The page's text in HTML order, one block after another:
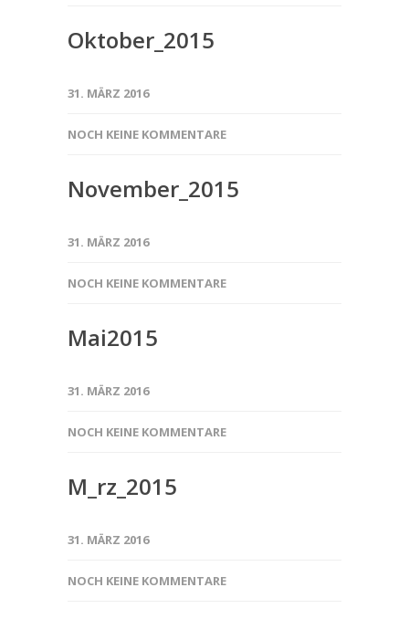
Oktober_2015
31. MÄRZ 2016
NOCH KEINE KOMMENTARE
November_2015
31. MÄRZ 2016
NOCH KEINE KOMMENTARE
Mai2015
31. MÄRZ 2016
NOCH KEINE KOMMENTARE
M_rz_2015
31. MÄRZ 2016
NOCH KEINE KOMMENTARE